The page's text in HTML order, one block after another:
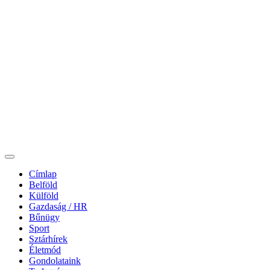
Címlap
Belföld
Külföld
Gazdaság / HR
Bűnügy
Sport
Sztárhírek
Életmód
Gondolataink